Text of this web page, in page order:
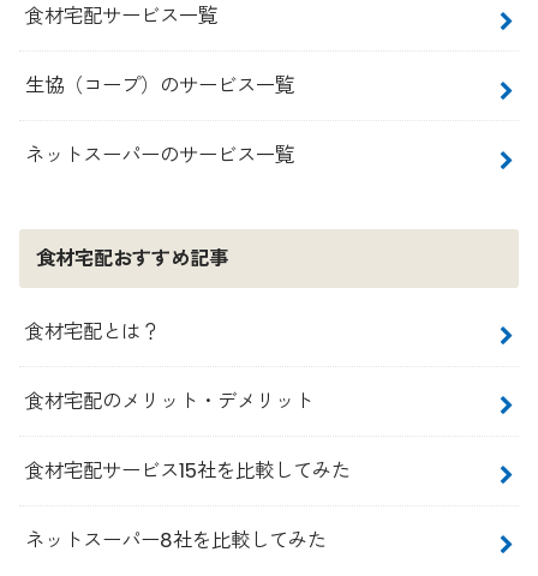
食材宅配サービス一覧
生協（コープ）のサービス一覧
ネットスーパーのサービス一覧
食材宅配おすすめ記事
食材宅配とは？
食材宅配のメリット・デメリット
食材宅配サービス15社を比較してみた
ネットスーパー8社を比較してみた